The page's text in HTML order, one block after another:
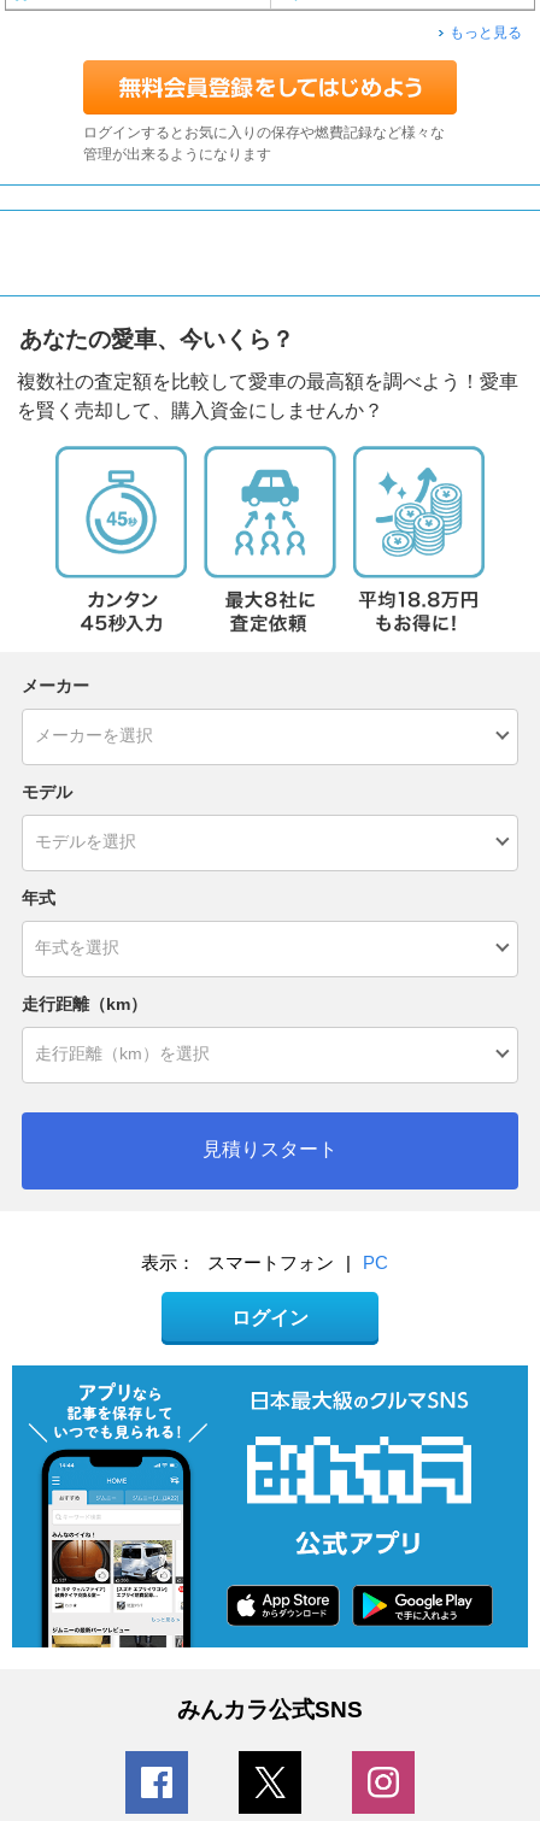
もっと見る
ログインするとお気に入りの保存や燃費記録など様々な
管理が出来るようになります
あなたの愛車、今いくら？
複数社の査定額を比較して愛車の最高額を調べよう！愛車
を賢く売却して、購入資金にしませんか？
メーカー
モデル
年式
走行距離（km）
見積りスタート
表示： スマートフォン | PC
ログイン
みんカラ公式SNS